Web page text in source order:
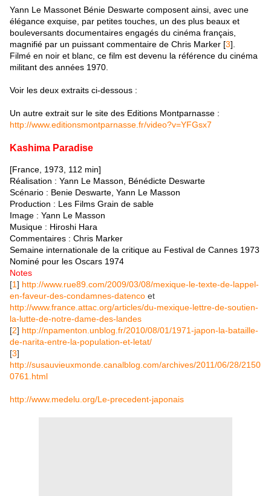
Yann Le Massonet Bénie Deswarte composent ainsi, avec une
élégance exquise, par petites touches, un des plus beaux et
bouleversants documentaires engagés du cinéma français,
magnifié par un puissant commentaire de Chris Marker [3].
Filmé en noir et blanc, ce film est devenu la référence du cinéma
militant des années 1970.
Voir les deux extraits ci-dessous :
Un autre extrait sur le site des Editions Montparnasse :
http://www.editionsmontparnasse.fr/video?v=YFGsx7
Kashima Paradise
[France, 1973, 112 min]
Réalisation : Yann Le Masson, Bénédicte Deswarte
Scénario : Benie Deswarte, Yann Le Masson
Production : Les Films Grain de sable
Image : Yann Le Masson
Musique : Hiroshi Hara
Commentaires : Chris Marker
Semaine internationale de la critique au Festival de Cannes 1973
Nominé pour les Oscars 1974
Notes
[1] http://www.rue89.com/2009/03/08/mexique-le-texte-de-lappel-
en-faveur-des-condamnes-datenco et
http://www.france.attac.org/articles/du-mexique-lettre-de-soutien-
la-lutte-de-notre-dame-des-landes
[2] http://npamenton.unblog.fr/2010/08/01/1971-japon-la-bataille-
de-narita-entre-la-population-et-letat/
[3]
http://susauvieuxmonde.canalblog.com/archives/2011/06/28/2150
0761.html
http://www.medelu.org/Le-precedent-japonais